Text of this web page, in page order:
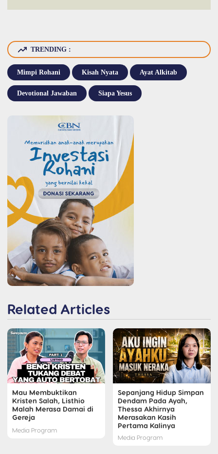
TRENDING :
Mimpi Rohani Kisah Nyata Ayat Alkitab
Devotional Jawaban Siapa Yesus
Related Articles
Mau Membuktikan
Kristen Salah, Listhio
Malah Merasa Damai di
Gereja
Media Program
Sepanjang Hidup Simpan
Dendam Pada Ayah,
Thessa Akhirnya
Merasakan Kasih
Pertama Kalinya
Media Program